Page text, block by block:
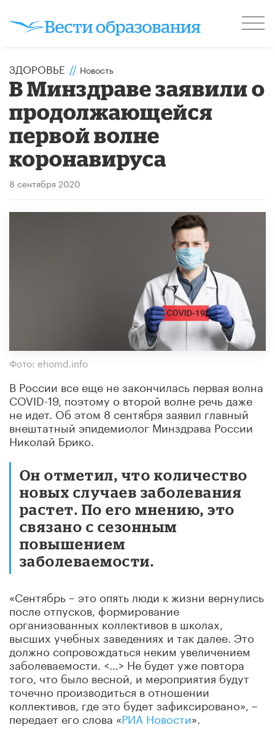
ЗДОРОВЬЕ // Новость
В Минздраве заявили о
продолжающейся
первой волне
коронавируса
8 сентября 2020
Фото: ehomd.info
В России все еще не закончилась первая волна
COVID-19, поэтому о второй волне речь даже
не идет. Об этом 8 сентября заявил главный
внештатный эпидемиолог Минздрава России
Николай Брико.
Он отметил, что количество
новых случаев заболевания
растет. По его мнению, это
связано с сезонным
повышением
заболеваемости.
«Сентябрь – это опять люди к жизни вернулись
после отпусков, формирование
организованных коллективов в школах,
высших учебных заведениях и так далее. Это
должно сопровождаться неким увеличением
заболеваемости. <…> Не будет уже повтора
того, что было весной, и мероприятия будут
точечно производиться в отношении
коллективов, где это будет зафиксировано», –
передает его слова «РИА Новости».